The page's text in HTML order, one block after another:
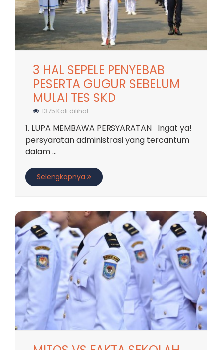
3 HAL SEPELE PENYEBAB
PESERTA GUGUR SEBELUM
MULAI TES SKD
1375 Kali dilihat
1. LUPA MEMBAWA PERSYARATAN Ingat ya!
persyaratan administrasi yang tercantum
dalam ...
Selengkapnya